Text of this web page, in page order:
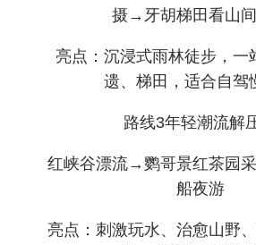
摄→牙胡梯田看山
亮点：沉浸式雨林徒步，一
遗、梯田，适合自驾
路线3年轻潮流解
红峡谷漂流→鹦哥景红茶园
船夜游
亮点：刺激玩水、治愈山野、